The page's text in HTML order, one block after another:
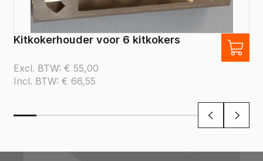
Kitkokerhouder voor 6 kitkokers
Excl. BTW: € 55,00
Incl. BTW: € 66,55